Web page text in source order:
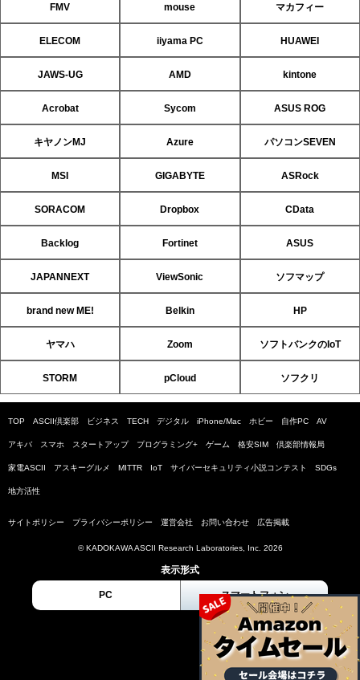
FMV mouse マカフィー
ELECOM iiyama PC HUAWEI
JAWS-UG AMD kintone
Acrobat Sycom ASUS ROG
キヤノンMJ Azure パソコンSEVEN
MSI GIGABYTE ASRock
SORACOM Dropbox CData
Backlog Fortinet ASUS
JAPANNEXT ViewSonic ソフマップ
brand new ME! Belkin HP
ヤマハ Zoom ソフトバンクのIoT
STORM pCloud ソフクリ
TOP ASCII倶楽部 ビジネス TECH デジタル iPhone/Mac ホビー 自作PC AV
アキバ スマホ スタートアップ プログラミング+ ゲーム 格安SIM 倶楽部情報局
家電ASCII アスキーグルメ MITTR IoT サイバーセキュリティ小説コンテスト SDGs
地方活性
サイトポリシー プライバシーポリシー 運営会社 お問い合わせ 広告掲載
© KADOKAWA ASCII Research Laboratories, Inc. 2026
表示形式
PC スマートフォン